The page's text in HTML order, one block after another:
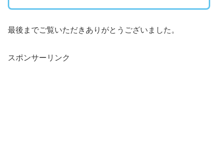
最後までご覧いただきありがとうございました。
スポンサーリンク